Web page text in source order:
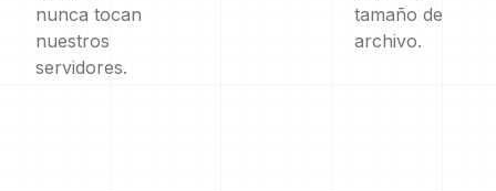
nunca tocan
nuestros
servidores.
tamaño de
archivo.